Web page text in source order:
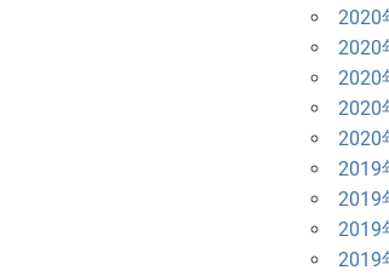
2020
2020
2020
2020
2020
2019
2019
2019
2019